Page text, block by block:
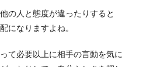
の人と態度が違ったりすると
になりますよね。
て必要以上に相手の言動を気に